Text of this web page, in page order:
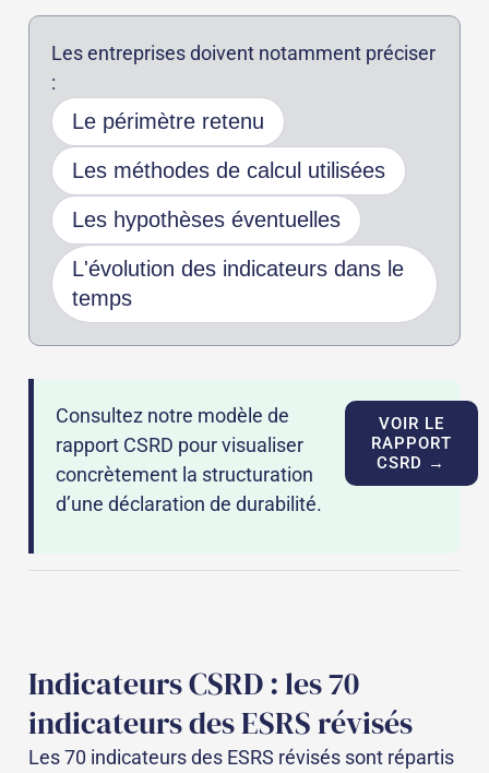
Les entreprises doivent notamment préciser
:
Le périmètre retenu
Les méthodes de calcul utilisées
Les hypothèses éventuelles
L'évolution des indicateurs dans le
temps
Consultez notre modèle de
rapport CSRD pour visualiser
concrètement la structuration
d’une déclaration de durabilité.
VOIR LE
RAPPORT
CSRD →
Indicateurs CSRD : les 70
indicateurs des ESRS révisés
Les 70 indicateurs des ESRS révisés sont répartis